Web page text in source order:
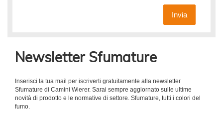
Invia
Newsletter Sfumature
Inserisci la tua mail per iscriverti gratuitamente alla newsletter
Sfumature di Camini Wierer. Sarai sempre aggiornato sulle ultime
novità di prodotto e le normative di settore. Sfumature, tutti i colori del
fumo.